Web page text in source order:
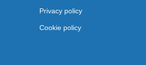
Privacy policy
Cookie policy